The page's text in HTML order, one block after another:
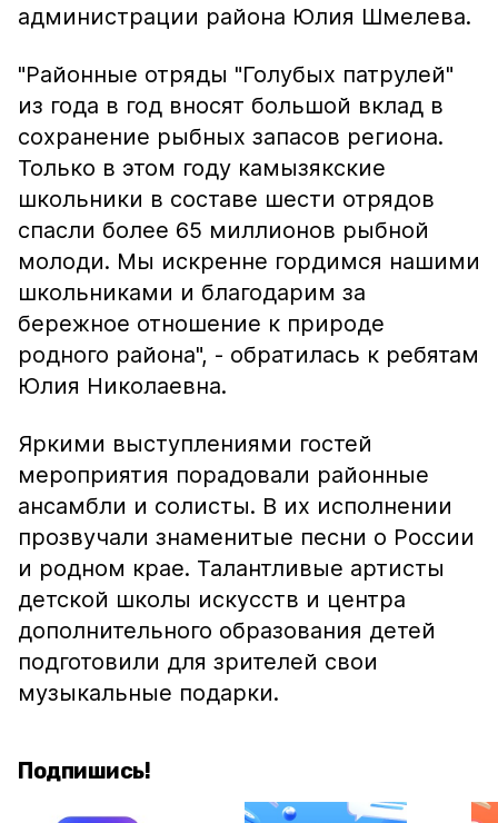
администрации района Юлия Шмелева.
"Районные отряды "Голубых патрулей"
из года в год вносят большой вклад в
сохранение рыбных запасов региона.
Только в этом году камызякские
школьники в составе шести отрядов
спасли более 65 миллионов рыбной
молоди. Мы искренне гордимся нашими
школьниками и благодарим за
бережное отношение к природе
родного района", - обратилась к ребятам
Юлия Николаевна.
Яркими выступлениями гостей
мероприятия порадовали районные
ансамбли и солисты. В их исполнении
прозвучали знаменитые песни о России
и родном крае. Талантливые артисты
детской школы искусств и центра
дополнительного образования детей
подготовили для зрителей свои
музыкальные подарки.
Подпишись!